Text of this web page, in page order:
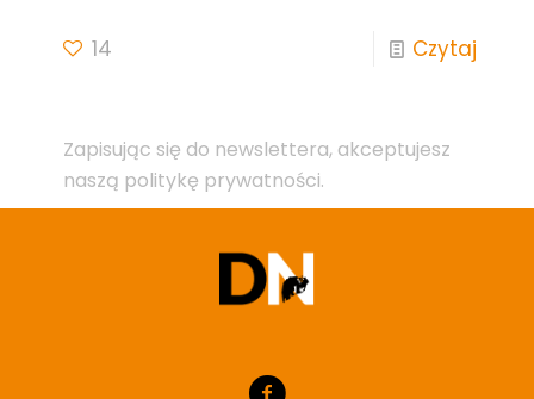
14 Czytaj
Zapisując się do newslettera, akceptujesz
naszą politykę prywatności.